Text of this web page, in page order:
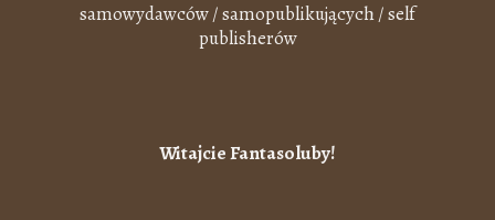
samowydawców / samopublikujących / self
publisherów
Witajcie Fantasoluby!